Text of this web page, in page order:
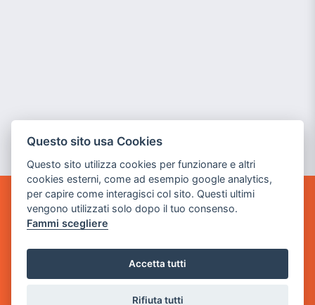
GAME WARP
BY POWER GAME SRL
Sede Legale
via Villaggio dei Platani, 3
- 25014 Castenedolo, Brescia
Questo sito usa Cookies
Questo sito utilizza cookies per funzionare e altri
cookies esterni, come ad esempio google analytics,
per capire come interagisci col sito. Questi ultimi
vengono utilizzati solo dopo il tuo consenso.
Fammi scegliere
Accetta tutti
Rifiuta tutti